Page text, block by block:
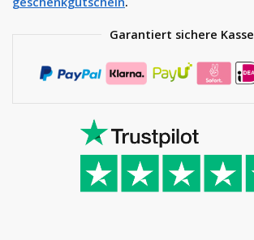
Garantiert sichere Kasse